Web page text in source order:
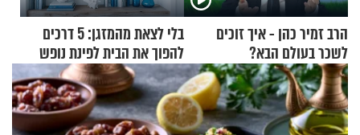
הרב זמיר כהן - איך זוכים
לשכר בעולם הבא?
בלי לצאת מהמזגן: 5 דרכים
להפוך את הבית לפינת נופש
מעוצבת